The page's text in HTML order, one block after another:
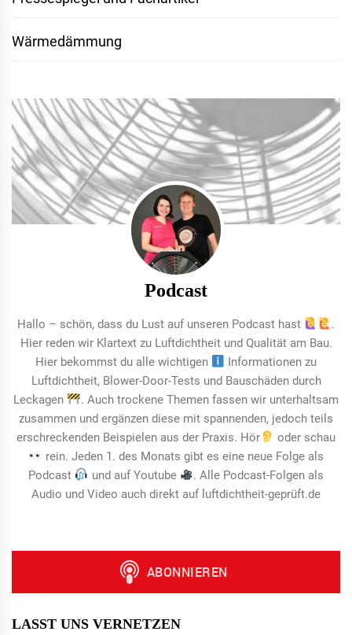
Wärmedämmung
Podcast
Hallo – schön, dass du Lust auf unseren Podcast hast
.
Hier reden wir Klartext zu Luftdichtheit und Qualität am Bau.
Hier bekommst du alle wichtigen
Informationen zu
Luftdichtheit, Blower-Door-Tests und Bauschäden durch
Leckagen
. Auch trockene Themen fassen wir unterhaltsam
zusammen und ergänzen diese mit spannenden, jedoch teils
erschreckenden Beispielen aus der Praxis. Hör
oder schau
rein. Jeden 1. des Monats gibt es eine neue Folge als
Podcast
und auf Youtube
. Alle Podcast-Folgen als
Audio und Video auch direkt auf luftdichtheit-geprüft.de
LASST UNS VERNETZEN